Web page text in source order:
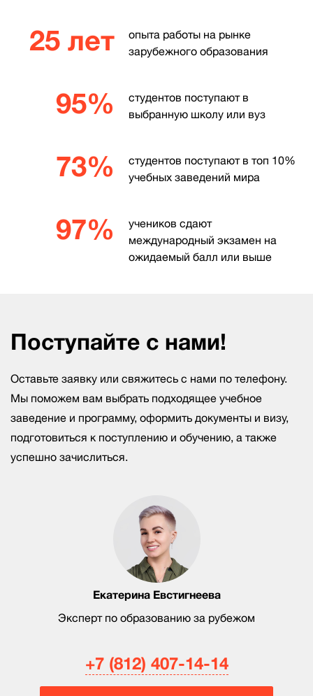
25 лет
опыта работы на рынке
зарубежного образования
95%
студентов поступают в
выбранную школу или вуз
73%
студентов поступают в топ 10%
учебных заведений мира
97%
учеников сдают
международный экзамен на
ожидаемый балл или выше
Поступайте с нами!
Екатерина Евстигнеева
Эксперт по образованию за рубежом
Оставьте заявку или свяжитесь с нами по телефону.
Мы поможем вам выбрать подходящее учебное
заведение и программу, оформить документы и визу,
подготовиться к поступлению и обучению, а также
успешно зачислиться.
+7 (812) 407-14-14